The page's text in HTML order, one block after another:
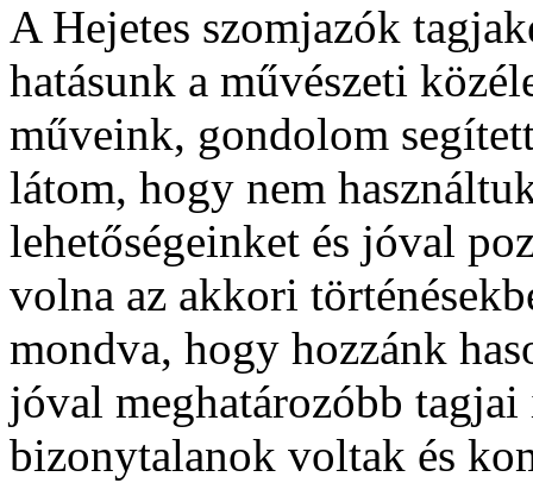
A Hejetes szomjazók
hatásunk a művészeti
műveink, gondolom
látom, hogy nem
lehetőségeinket és jóval
volna az akkori
mondva, hogy hozzánk
jóval meghatározóbb
bizonytalanok voltak és